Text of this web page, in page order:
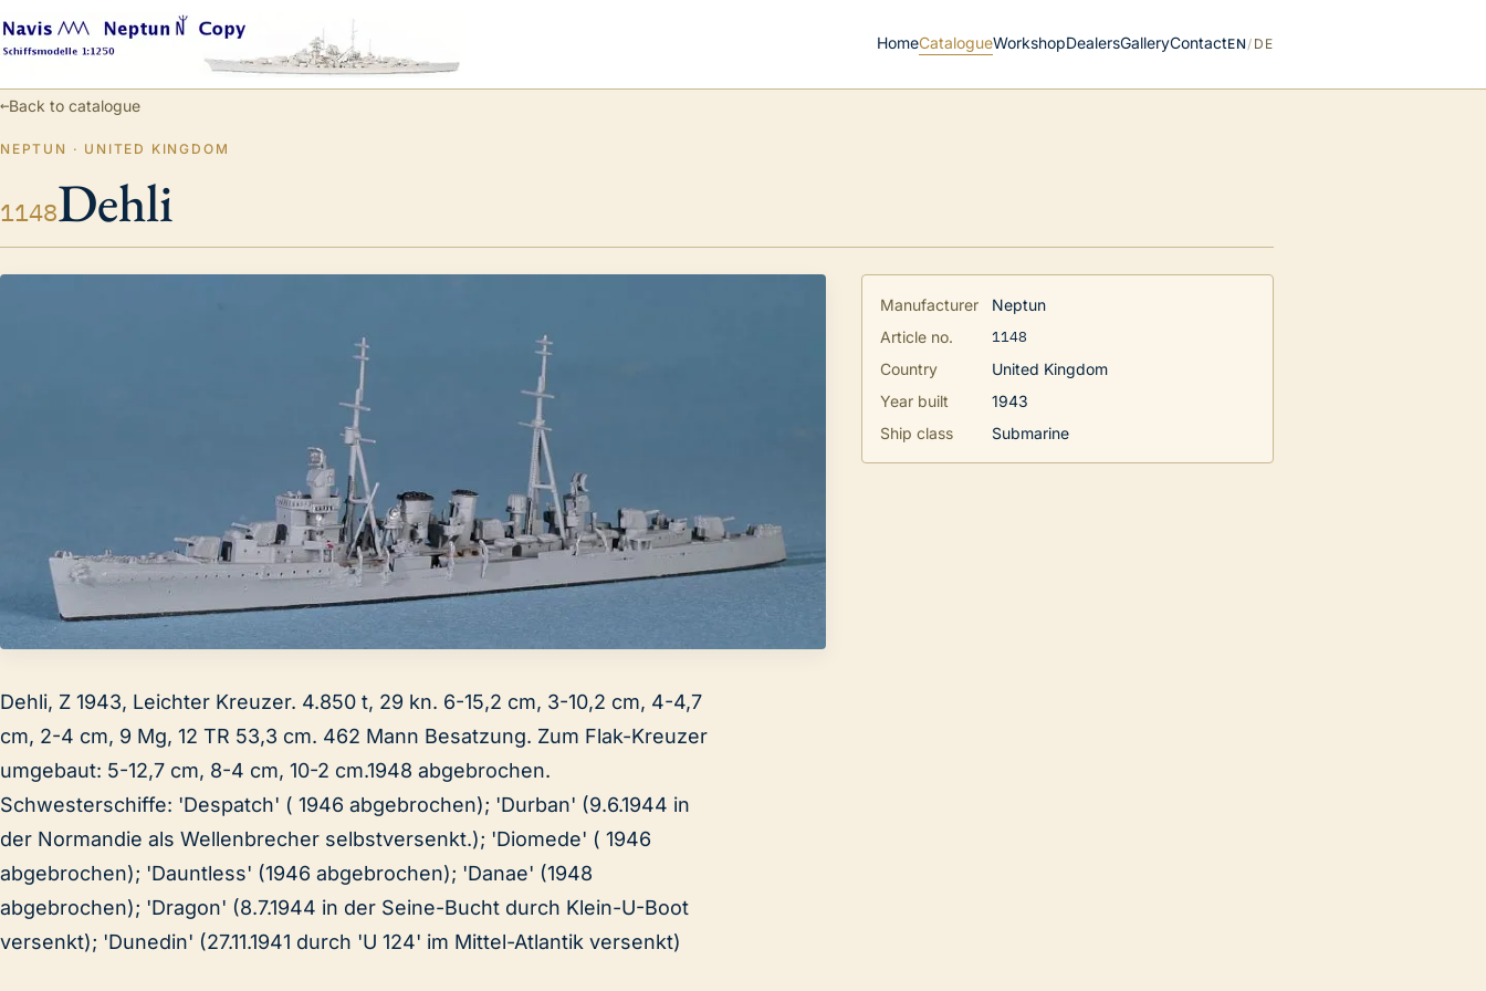
HomeCatalogueWorkshopDealersGalleryContactEN/ DE
←Back to catalogue
NEPTUN · UNITED KINGDOM
1148Dehli
Manufacturer
Neptun
Article no.
1148
Country
United Kingdom
Year built
1943
Ship class
Submarine
Dehli, Z 1943, Leichter Kreuzer. 4.850 t, 29 kn. 6-15,2 cm, 3-10,2 cm, 4-4,7
cm, 2-4 cm, 9 Mg, 12 TR 53,3 cm. 462 Mann Besatzung. Zum Flak-Kreuzer
umgebaut: 5-12,7 cm, 8-4 cm, 10-2 cm.1948 abgebrochen.
Schwesterschiffe: 'Despatch' ( 1946 abgebrochen); 'Durban' (9.6.1944 in
der Normandie als Wellenbrecher selbstversenkt.); 'Diomede' ( 1946
abgebrochen); 'Dauntless' (1946 abgebrochen); 'Danae' (1948
abgebrochen); 'Dragon' (8.7.1944 in der Seine-Bucht durch Klein-U-Boot
versenkt); 'Dunedin' (27.11.1941 durch 'U 124' im Mittel-Atlantik versenkt)